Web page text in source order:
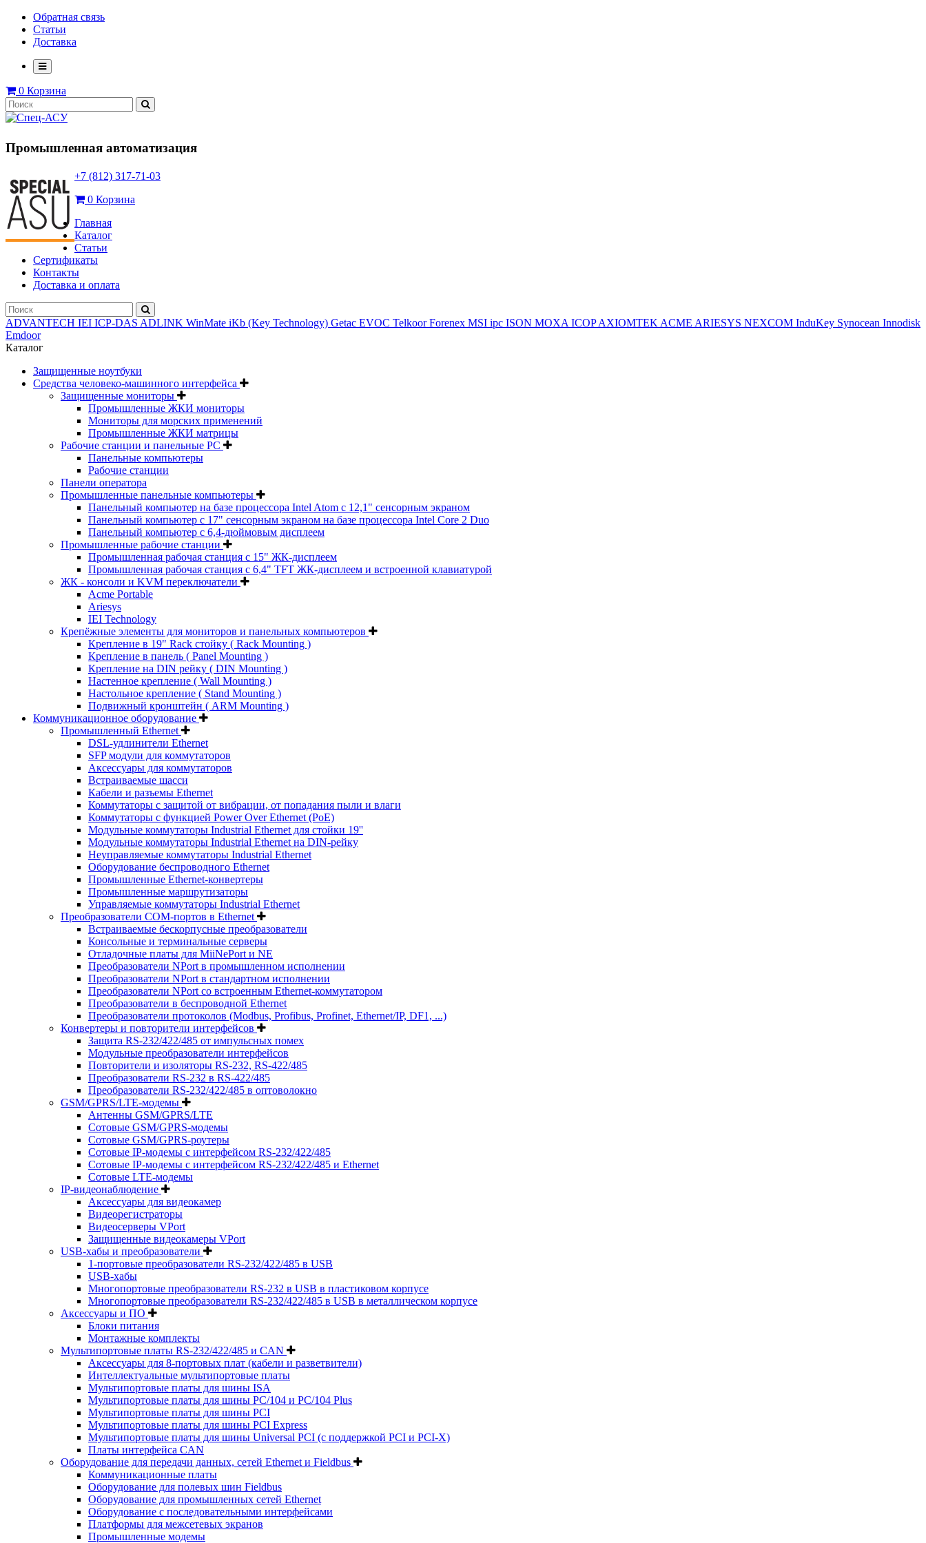
Обратная связь
Статьи
Доставка
0 Корзина
Промышленная автоматизация
+7 (812) 317-71-03
0 Корзина
Главная
Каталог
Статьи
Сертификаты
Контакты
Доставка и оплата
ADVANTECH IEI ICP-DAS ADLINK WinMate iKb (Key Technology) Getac EVOC TelkoorForenex MSI ipc ISON MOXA ICOPAXIOMTEK ACME ARIESYS NEXCOM InduKey Synocean Innodisk
Emdoor
Каталог
Защищенные ноутбуки
Средства человеко-машинного интерфейса
Защищенные мониторы
Промышленные ЖКИ мониторы
Мониторы для морских применений
Промышленные ЖКИ матрицы
Рабочие станции и панельные РС
Панельные компьютеры
Рабочие станции
Панели оператора
Промышленные панельные компьютеры
Панельный компьютер на базе процессора Intel Atom с 12,1" сенсорным экраном
Панельный компьютер с 17" сенсорным экраном на базе процессора Intel Core 2 Duo
Панельный компьютер с 6,4-дюймовым дисплеем
Промышленные рабочие станции
Промышленная рабочая станция с 15" ЖК-дисплеем
Промышленная рабочая станция с 6,4" TFT ЖК-дисплеем и встроенной клавиатурой
ЖК - консоли и KVM переключатели
Acme Portable
Ariesys
IEI Technology
Крепёжные элементы для мониторов и панельных компьютеров
Крепление в 19" Rack стойку ( Rack Mounting )
Крепление в панель ( Panel Mounting )
Крепление на DIN рейку ( DIN Mounting )
Настенное крепление ( Wall Mounting )
Настольное крепление ( Stand Mounting )
Подвижный кронштейн ( ARM Mounting )
Коммуникационное оборудование
Промышленный Ethernet
DSL-удлинители Ethernet
SFP модули для коммутаторов
Аксессуары для коммутаторов
Встраиваемые шасси
Кабели и разъемы Ethernet
Коммутаторы с защитой от вибрации, от попадания пыли и влаги
Коммутаторы с функцией Power Over Ethernet (PoE)
Модульные коммутаторы Industrial Ethernet для стойки 19''
Модульные коммутаторы Industrial Ethernet на DIN-рейку
Неуправляемые коммутаторы Industrial Ethernet
Оборудование беспроводного Ethernet
Промышленные Ethernet-конвертеры
Промышленные маршрутизаторы
Управляемые коммутаторы Industrial Ethernet
Преобразователи COM-портов в Ethernet
Встраиваемые бескорпусные преобразователи
Консольные и терминальные серверы
Отладочные платы для MiiNePort и NE
Преобразователи NPort в промышленном исполнении
Преобразователи NPort в стандартном исполнении
Преобразователи NPort со встроенным Ethernet-коммутатором
Преобразователи в беспроводной Ethernet
Преобразователи протоколов (Modbus, Profibus, Profinet, Ethernet/IP, DF1, ...)
Конвертеры и повторители интерфейсов
Защита RS-232/422/485 от импульсных помех
Модульные преобразователи интерфейсов
Повторители и изоляторы RS-232, RS-422/485
Преобразователи RS-232 в RS-422/485
Преобразователи RS-232/422/485 в оптоволокно
GSM/GPRS/LTE-модемы
Антенны GSM/GPRS/LTE
Сотовые GSM/GPRS-модемы
Сотовые GSM/GPRS-роутеры
Сотовые IP-модемы с интерфейсом RS-232/422/485
Сотовые IP-модемы с интерфейсом RS-232/422/485 и Ethernet
Сотовые LTE-модемы
IP-видеонаблюдение
Аксессуары для видеокамер
Видеорегистраторы
Видеосерверы VPort
Защищенные видеокамеры VPort
USB-хабы и преобразователи
1-портовые преобразователи RS-232/422/485 в USB
USB-хабы
Многопортовые преобразователи RS-232 в USB в пластиковом корпусе
Многопортовые преобразователи RS-232/422/485 в USB в металлическом корпусе
Аксессуары и ПО
Блоки питания
Монтажные комплекты
Мультипортовые платы RS-232/422/485 и CAN
Аксессуары для 8-портовых плат (кабели и разветвители)
Интеллектуальные мультипортовые платы
Мультипортовые платы для шины ISA
Мультипортовые платы для шины PC/104 и PC/104 Plus
Мультипортовые платы для шины PCI
Мультипортовые платы для шины PCI Express
Мультипортовые платы для шины Universal PCI (с поддержкой PCI и PCI-X)
Платы интерфейса CAN
Оборудование для передачи данных, сетей Ethernet и Fieldbus
Коммуникационные платы
Оборудование для полевых шин Fieldbus
Оборудование для промышленных сетей Ethernet
Оборудование с последовательными интерфейсами
Платформы для межсетевых экранов
Промышленные модемы